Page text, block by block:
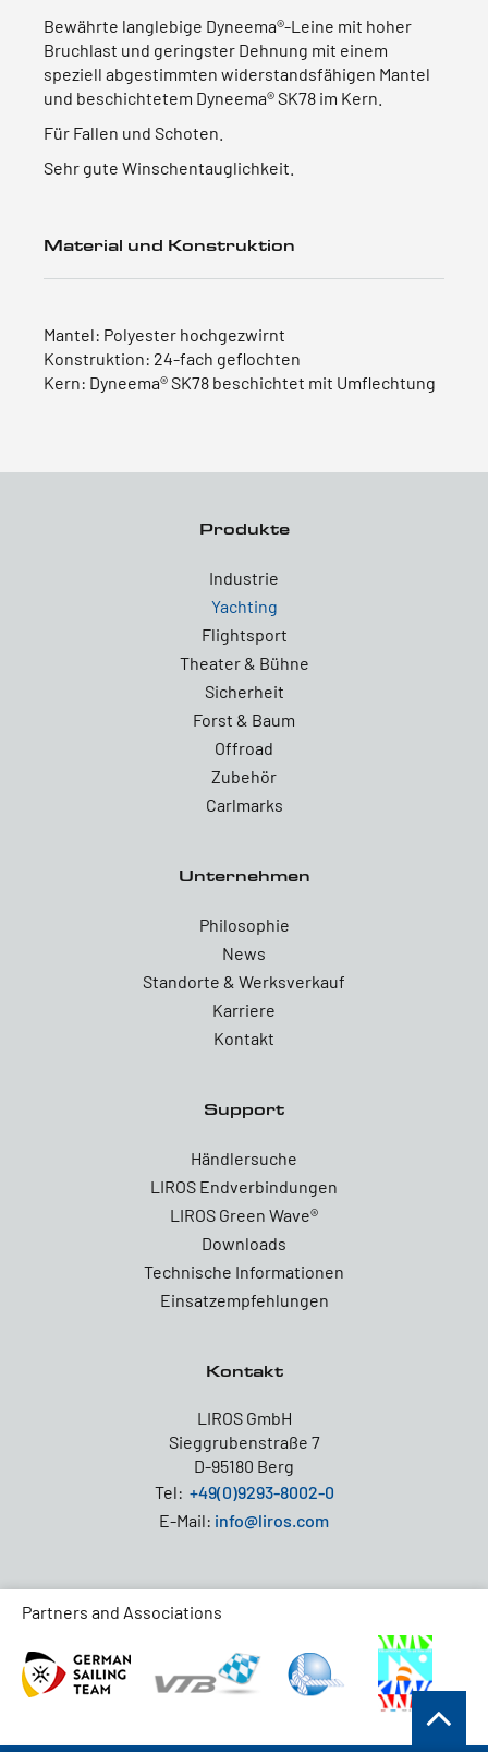
Bewährte langlebige Dyneema®-Leine mit hoher
Bruchlast und geringster Dehnung mit einem
speziell abgestimmten widerstandsfähigen Mantel
und beschichtetem Dyneema® SK78 im Kern.
Für Fallen und Schoten.
Sehr gute Winschentauglichkeit.
Material und Konstruktion
Mantel: Polyester hochgezwirnt
Konstruktion: 24-fach geflochten
Kern: Dyneema® SK78 beschichtet mit Umflechtung
Produkte
Industrie
Yachting
Flightsport
Theater & Bühne
Sicherheit
Forst & Baum
Offroad
Zubehör
Carlmarks
Unternehmen
Philosophie
News
Standorte & Werksverkauf
Karriere
Kontakt
Support
Händlersuche
LIROS Endverbindungen
LIROS Green Wave®
Downloads
Technische Informationen
Einsatzempfehlungen
Kontakt
LIROS GmbH
Sieggrubenstraße 7
D-95180 Berg
Tel: +49(0)9293-8002-0
E-Mail: info@liros.com
Partners and Associations